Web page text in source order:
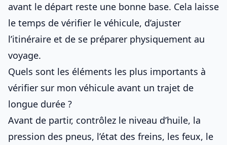
avant le départ reste une bonne base. Cela laisse
le temps de vérifier le véhicule, d’ajuster
l’itinéraire et de se préparer physiquement au
voyage.
Quels sont les éléments les plus importants à
vérifier sur mon véhicule avant un trajet de
longue durée ?
Avant de partir, contrôlez le niveau d’huile, la
pression des pneus, l’état des freins, les feux, le